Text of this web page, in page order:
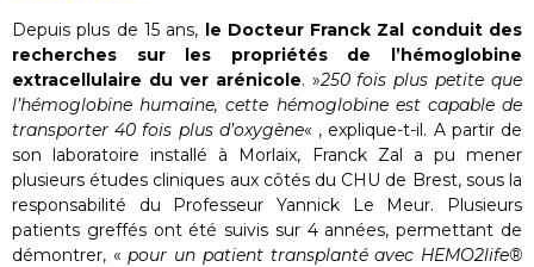
Depuis plus de 15 ans, le Docteur Franck Zal conduit des
recherches sur les propriétés de l’hémoglobine
extracellulaire du ver arénicole. »250 fois plus petite que
l’hémoglobine humaine, cette hémoglobine est capable de
transporter 40 fois plus d’oxygène« , explique-t-il. A partir de
son laboratoire installé à Morlaix, Franck Zal a pu mener
plusieurs études cliniques aux côtés du CHU de Brest, sous la
responsabilité du Professeur Yannick Le Meur. Plusieurs
patients greffés ont été suivis sur 4 années, permettant de
démontrer, « pour un patient transplanté avec HEMO2life®